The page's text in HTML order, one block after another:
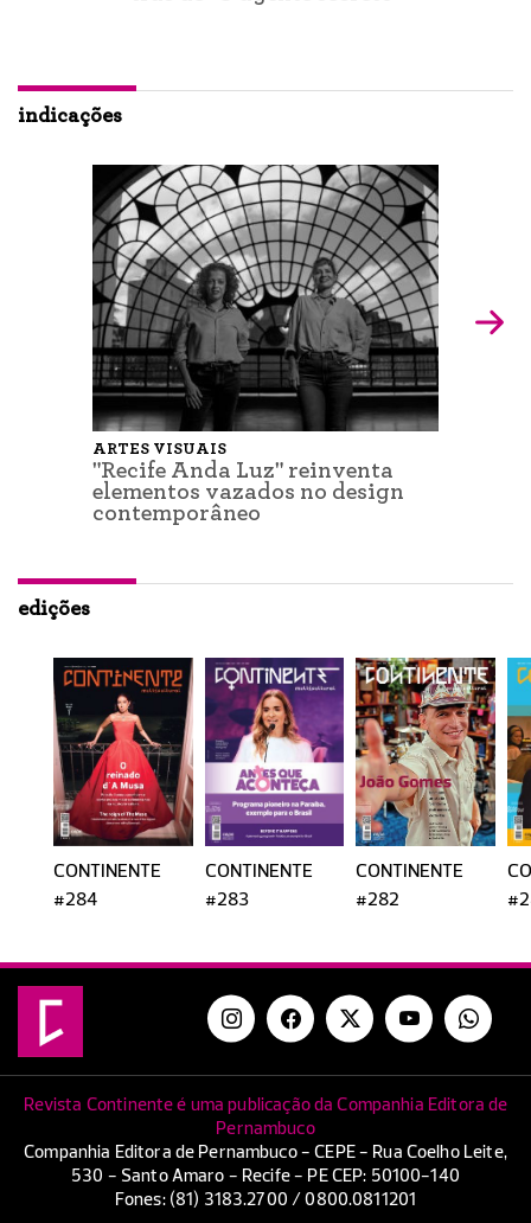
indicações
ARTES VISUAIS
"Recife Anda Luz" reinventa
elementos vazados no design
contemporâneo
edições
CONTINENTE
#284
CONTINENTE
#283
CONTINENTE
#282
Revista Continente é uma publicação da Companhia Editora de
Pernambuco
Companhia Editora de Pernambuco - CEPE - Rua Coelho Leite,
530 - Santo Amaro - Recife - PE CEP: 50100-140
Fones: (81) 3183.2700 / 0800.0811201